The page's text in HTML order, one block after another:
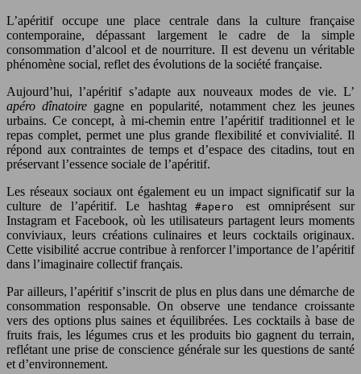
L’apéritif occupe une place centrale dans la culture française
contemporaine, dépassant largement le cadre de la simple
consommation d’alcool et de nourriture. Il est devenu un véritable
phénomène social, reflet des évolutions de la société française.
Aujourd’hui, l’apéritif s’adapte aux nouveaux modes de vie. L’
apéro dînatoire gagne en popularité, notamment chez les jeunes
urbains. Ce concept, à mi-chemin entre l’apéritif traditionnel et le
repas complet, permet une plus grande flexibilité et convivialité. Il
répond aux contraintes de temps et d’espace des citadins, tout en
préservant l’essence sociale de l’apéritif.
Les réseaux sociaux ont également eu un impact significatif sur la
culture de l’apéritif. Le hashtag#aperoest omniprésent sur
Instagram et Facebook, où les utilisateurs partagent leurs moments
conviviaux, leurs créations culinaires et leurs cocktails originaux.
Cette visibilité accrue contribue à renforcer l’importance de l’apéritif
dans l’imaginaire collectif français.
Par ailleurs, l’apéritif s’inscrit de plus en plus dans une démarche de
consommation responsable. On observe une tendance croissante
vers des options plus saines et équilibrées. Les cocktails à base de
fruits frais, les légumes crus et les produits bio gagnent du terrain,
reflétant une prise de conscience générale sur les questions de santé
et d’environnement.